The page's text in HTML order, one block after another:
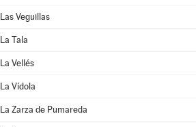
Las Veguillas
La Tala
La Vellés
La Vídola
La Zarza de Pumareda